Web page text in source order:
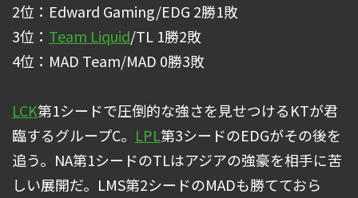
2位：Edward Gaming/EDG 2勝1敗
3位： Team Liquid/TL 1勝2敗
4位：MAD Team/MAD 0勝3敗
LCK第1シードで圧倒的な強さを見せつけるKTが君
臨するグループC。 LPL第3シードのEDGがその後を
追う。NA第1シードのTLはアジアの強豪を相手に苦
しい展開だ。LMS第2シードのMADも勝てておら